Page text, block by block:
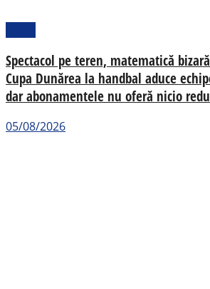
Spectacol pe teren, matematică
Cupa Dunărea la handbal aduce
dar abonamentele nu oferă nicio
05/08/2026